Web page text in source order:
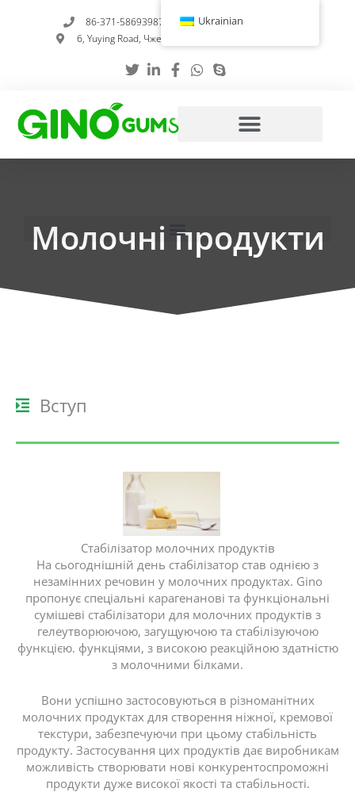
86-371-58693987
info@gumstabilizer.com
6, Yuying Road, Чженчжоу, провінція Хенань, Китай
Молочні продукти
Вступ
Стабілізатор молочних продуктів
На сьогоднішній день стабілізатор став однією з
незамінних речовин у молочних продуктах. Gino
пропонує спеціальні карагенанові та функціональні
сумішеві стабілізатори для молочних продуктів з
гелеутворюючою, загущуючою та стабілізуючою
функцією. функціями, з високою реакційною здатністю
з молочними білками.
Вони успішно застосовуються в різноманітних
молочних продуктах для створення ніжної, кремової
текстури, забезпечуючи при цьому стабільність
продукту. Застосування цих продуктів дає виробникам
можливість створювати нові конкурентоспроможні
продукти дуже високої якості та стабільності.
Ukrainian